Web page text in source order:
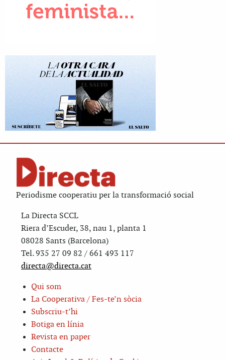
Periodisme cooperatiu per la transformació social
La Directa SCCL
Riera d’Escuder, 38, nau 1, planta 1
08028 Sants (Barcelona)
Tel. 935 27 09 82 / 661 493 117
directa@directa.cat
Qui som
La Cooperativa / Fes-te’n sòcia
Subscriu-t’hi
Botiga en línia
Revista en paper
Contacte